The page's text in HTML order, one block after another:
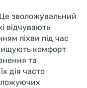
зволожувальний
відчувають
піхви під час
комфорт
та
дія часто